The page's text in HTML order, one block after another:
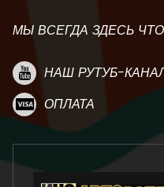
МЫ ВСЕГДА ЗДЕСЬ
НАШ РУТУБ-
ОПЛАТА